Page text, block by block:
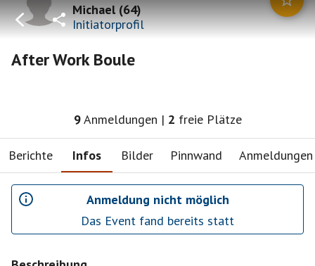
Michael(64)
Initiatorprofil
After Work Boule
9Anmeldungen | 2 freie Plätze
Berichte Infos Bilder Pinnwand Anmeldungen
Anmeldung nicht möglich
Das Event fand bereits statt